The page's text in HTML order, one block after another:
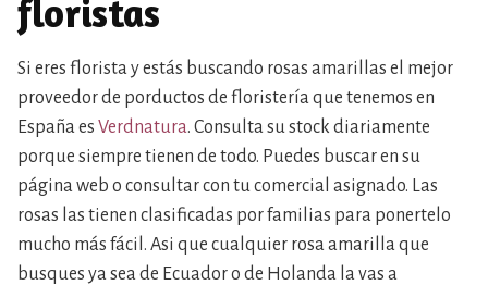
floristas
Si eres florista y estás buscando rosas amarillas el mejor
proveedor de porductos de floristería que tenemos en
España es Verdnatura. Consulta su stock diariamente
porque siempre tienen de todo. Puedes buscar en su
página web o consultar con tu comercial asignado. Las
rosas las tienen clasificadas por familias para ponertelo
mucho más fácil. Asi que cualquier rosa amarilla que
busques ya sea de Ecuador o de Holanda la vas a